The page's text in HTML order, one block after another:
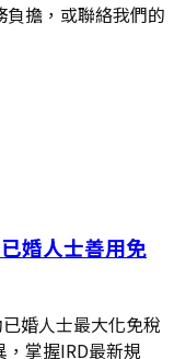
擔，或聯絡我們的
婚人士善用免
婚人士最大化免稅
掌握IRD最新規